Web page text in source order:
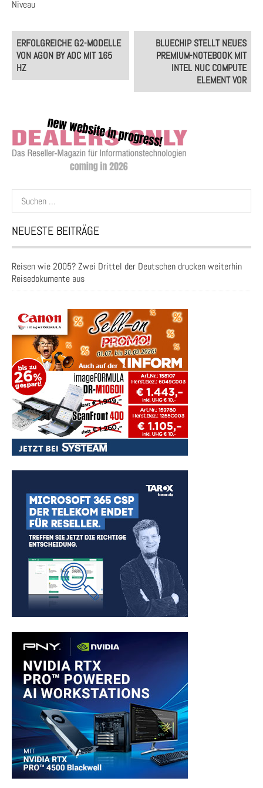
Niveau
Post
navigation
ERFOLGREICHE G2-MODELLE
VON AGON BY AOC MIT 165
HZ
BLUECHIP STELLT NEUES
PREMIUM-NOTEBOOK MIT
INTEL NUC COMPUTE
ELEMENT VOR
Suchen
nach:
NEUESTE BEITRÄGE
Reisen wie 2005? Zwei Drittel der Deutschen drucken weiterhin
Reisedokumente aus